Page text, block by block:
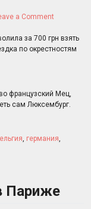
a Comment
и
не
ноябрь)
за 700 грн взять
по окрестностям
французский Мец,
сам Люксембург.
германия
Париже